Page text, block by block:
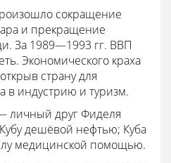
сокращение
и прекращение
За 1989—1993 гг. ВВП
Экономического краха
страну для
в индустрию и туризм.
личный друг Фиделя
дешёвой нефтью; Куба
медицинской помощью.